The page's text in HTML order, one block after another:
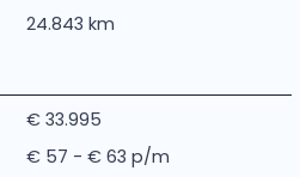
24.843 km
€ 33.995
€ 57 - € 63 p/m